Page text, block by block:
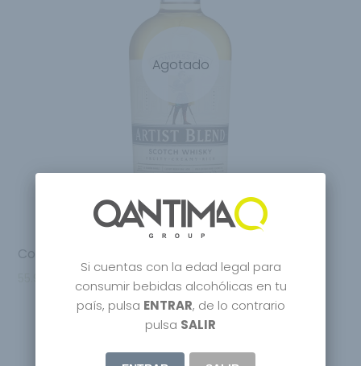
Agotado
Compass Box Artist Blend Scotch Whisky
Si cuentas con la edad legal para
consumir bebidas alcohólicas en tu
país, pulsa ENTRAR, de lo contrario
pulsa SALIR